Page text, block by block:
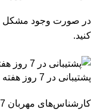
کنید.
پشتیبانی در 7 روز هفته